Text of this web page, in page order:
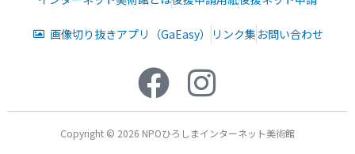
画像切り抜きアプリ（GaEasy） リンク集 お問い合わせ
Copyright © 2026 NPOひろしまインターネット美術館